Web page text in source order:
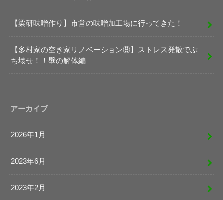
【梁研味噌作り】市営の味噌加工場に行ってきた！
【多村家の空き家リノベーション⑧】ストレス発散でぶ
ち壊せ！！壁の解体編
アーカイブ
2026年1月
2023年6月
2023年2月